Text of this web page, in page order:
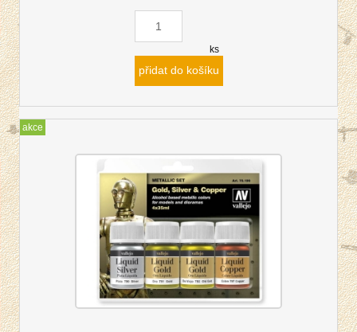
ks
přidat do košíku
akce